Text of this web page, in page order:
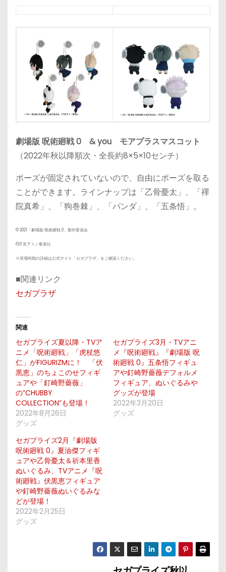
劇場版 呪術廻戦 0 & you モアプラスマスコット
（2022年秋以降順次・全長約8×5×10センチ）
ポーズが固定されていないので、自由にポーズを取る
ことができます。ラインナップは「乙骨憂太」、「禪
院真希」、「狗巻棘」、「パンダ」、「五条悟」。
© 2021「劇場版 呪術廻戦 0」製作委員会
©芥見下々／集英社
※登場時期の詳細は公式サイト「セガプラザ」をご確認ください。
■関連リンク
セガプラザ
関連
セガプライズ夏以降・TVア
ニメ「呪術廻戦」「虎杖悠
仁」がFIGURIZMに！ 「伏
黒恵」のちょこのせフィギ
ュアや「釘崎野薔薇」
の”CHUBBY
COLLECTION”も登場！
2022年8月26日
グッズ
セガプライズ3月・TVアニ
メ『呪術廻戦』『劇場版 呪
術廻戦 0』五条悟フィギュ
アや釘崎野薔薇デフォルメ
フィギュア、ぬいぐるみや
グッズが登場
2022年3月20日
グッズ
セガプライズ2月『劇場版
呪術廻戦 0』夏油傑フィギ
ュアや乙骨憂太＆祈本里香
ぬいぐるみ、TVアニメ『呪
術廻戦』伏黒恵フィギュア
や釘崎野薔薇ぬいぐるみな
どが登場！
2022年2月25日
グッズ